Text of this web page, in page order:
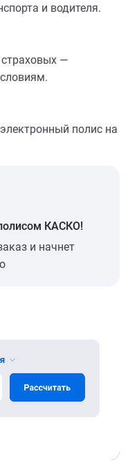
и водителя.
—
полис на
КАСКО!
и начнет